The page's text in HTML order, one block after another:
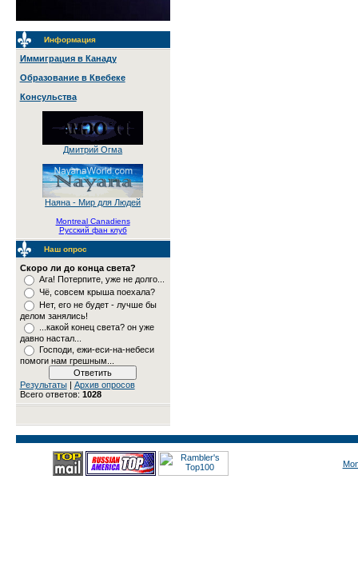
Информация
Иммиграция в Канаду
Образование в Квебеке
Консульства
Дмитрий Огма
Наяна - Мир для Людей
Montreal Canadiens
Русский фан клуб
Наш опрос
Скоро ли до конца света?
Ага! Потерпите, уже не долго...
Чё, совсем крыша поехала?
Нет, его не будет - лучше бы
делом занялись!
...какой конец света? он уже
давно настал...
Господи, ежи-еси-на-небеси
помоги нам грешным...
Результаты| Архив опросов
Всего ответов: 1028